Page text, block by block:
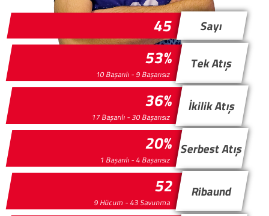
45 Sayı
53%
10 Başarılı - 9 Başarısız
Tek Atış
36%
17 Başarılı - 30 Başarısız
İkilik Atış
20%
1 Başarılı - 4 Başarısız
Serbest Atış
52
9 Hücum - 43 Savunma
Ribaund